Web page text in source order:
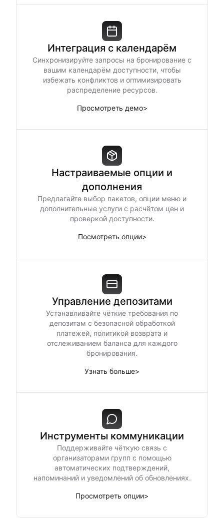
Интеграция с календарём
Синхронизируйте запросы на бронирование с
вашим календарём доступности, чтобы
избежать конфликтов и оптимизировать
распределение ресурсов.
Просмотреть демо>
Настраиваемые опции и
дополнения
Предлагайте выбор пакетов, опции меню и
дополнительные услуги с расчётом цен и
проверкой доступности.
Посмотреть опции>
Управление депозитами
Устанавливайте чёткие требования по
депозитам с безопасной обработкой
платежей, политикой возврата и
отслеживанием баланса для каждого
бронирования.
Узнать больше>
Инструменты коммуникации
Поддерживайте чёткую связь с
организаторами групп с помощью
автоматических подтверждений,
напоминаний и уведомлений об обновлениях.
Просмотреть опции>